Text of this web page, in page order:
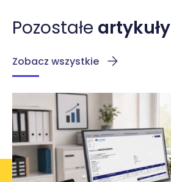
Pozostałe artykuły
Zobacz wszystkie